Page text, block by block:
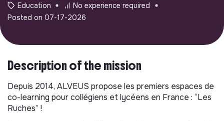
Education
No experience required
Posted on 07-17-2026
Description of the mission
Depuis 2014, ALVEUS propose les premiers espaces de
co-learning pour collégiens et lycéens en France : “Les
Ruches” !